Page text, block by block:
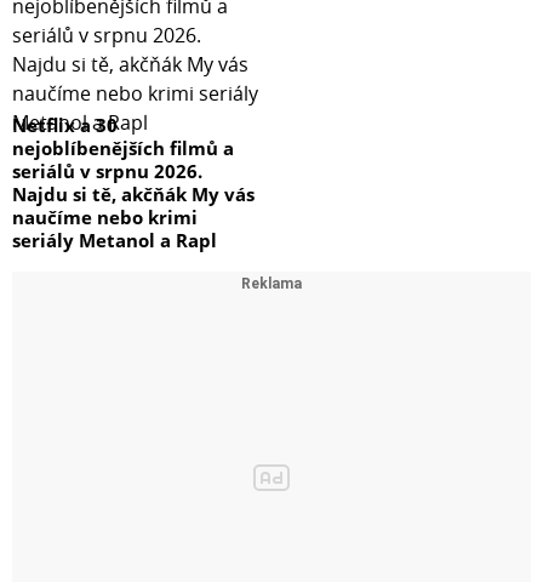
Netflix a 30
nejoblíbenějších filmů a
seriálů v srpnu 2026.
Najdu si tě, akčňák My vás
naučíme nebo krimi
seriály Metanol a Rapl